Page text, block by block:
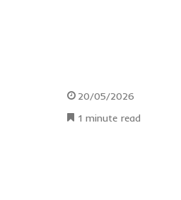
20/05/2026
1 minute read